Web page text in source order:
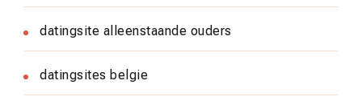
datingsite alleenstaande ouders
datingsites belgie